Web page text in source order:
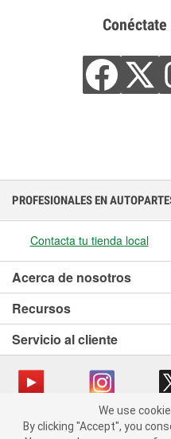
We use cookies on our
to the use
PROFESIONALES EN
Contacta tu tienda local
Acerca de nosotros
Recursos
Servicio al cliente
Copyright © 2008-2026 O’Reilly
We use
By clicking "Accept", you